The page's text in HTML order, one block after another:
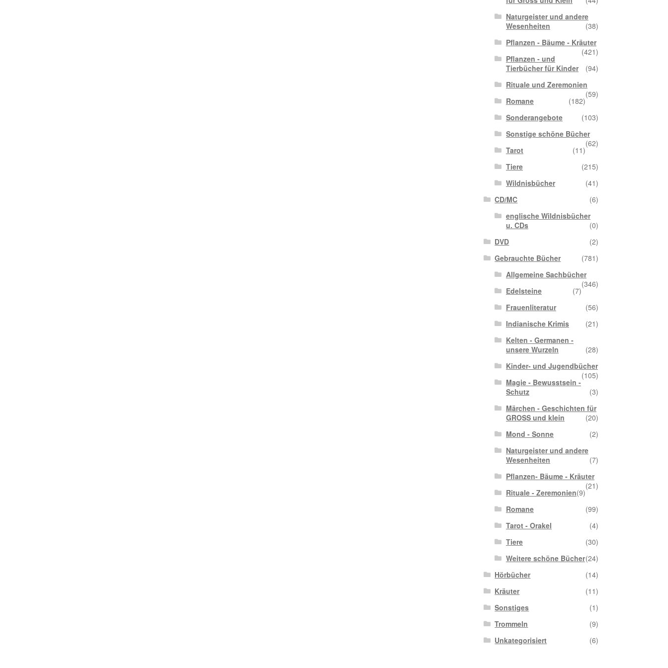
Naturgeister und andere
Wesenheiten
(38)
Pflanzen - Bäume - Kräuter
(421)
Pflanzen - und
Tierbücher für Kinder
(94)
Rituale und Zeremonien
(59)
Romane
(182)
Sonderangebote
(103)
Sonstige schöne Bücher
(62)
Tarot
(11)
Tiere
(215)
Wildnisbücher
(41)
CD/MC
(6)
englische Wildnisbücher
u. CDs
(0)
DVD
(2)
Gebrauchte Bücher
(781)
Allgemeine Sachbücher
(346)
Edelsteine
(7)
Frauenliteratur
(56)
Indianische Krimis
(21)
Kelten - Germanen -
unsere Wurzeln
(28)
Kinder- und Jugendbücher
(105)
Magie - Bewusstsein -
Schutz
(3)
Märchen - Geschichten für
GROSS und klein
(20)
Mond - Sonne
(2)
Naturgeister und andere
Wesenheiten
(7)
Pflanzen- Bäume - Kräuter
(21)
Rituale - Zeremonien(9)
Romane
(99)
Tarot - Orakel
(4)
Tiere
(30)
Weitere schöne Bücher(24)
Hörbücher
(14)
Kräuter
(11)
Sonstiges
(1)
Trommeln
(9)
Unkategorisiert
(6)